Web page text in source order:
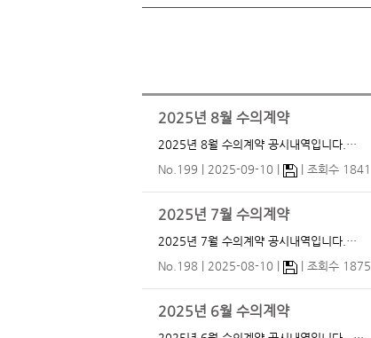
2025년 8월 수의계약
2025년 8월 수의계약 공시내역입니다.…
No.199
2025-09-10 조회수 1841
2025년 7월 수의계약
2025년 7월 수의계약 공시내역입니다.…
No.198
2025-08-10 조회수 1875
2025년 6월 수의계약